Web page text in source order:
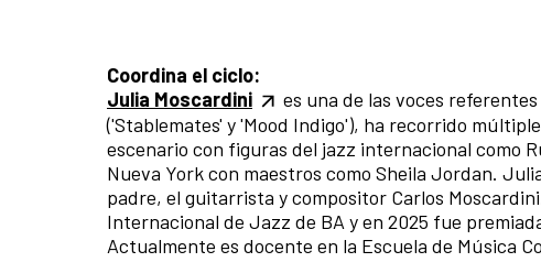
Coordina el ciclo:
Julia Moscardini
es una de las voces
('Stablemates' y 'Mood Indigo'), ha recorrido
escenario con figuras del jazz internacional como
Nueva York con maestros como Sheila Jordan.
padre, el guitarrista y compositor Carlos
Internacional de Jazz de BA y en 2025 fue
Actualmente es docente en la Escuela de Música